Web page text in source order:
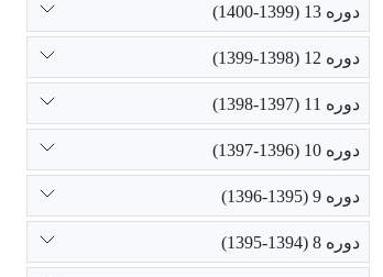
دوره 13 (1399-1400)
دوره 12 (1398-1399)
دوره 11 (1397-1398)
دوره 10 (1396-1397)
دوره 9 (1395-1396)
دوره 8 (1394-1395)